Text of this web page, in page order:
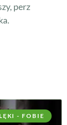
perz
- FOBIE